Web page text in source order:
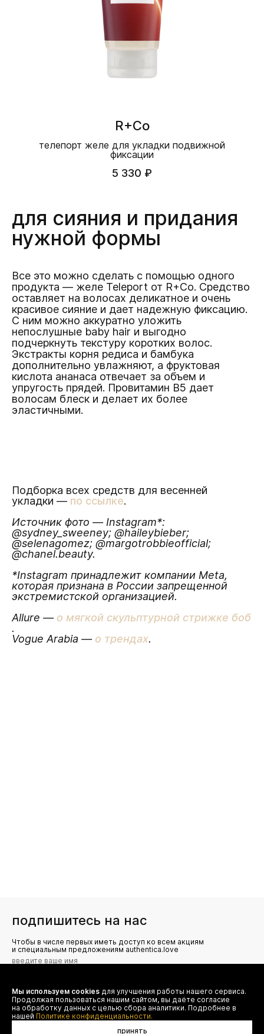
R+Co
телепорт желе для укладки подвижной
фиксации
5 330 ₽
для сияния и придания
нужной формы
Все это можно сделать с помощью одного
продукта — желе Teleport от R+Co. Средство
оставляет на волосах деликатное и очень
красивое сияние и дает надежную фиксацию.
С ним можно аккуратно уложить
непослушные baby hair и выгодно
подчеркнуть текстуру коротких волос.
Экстракты корня редиса и бамбука
дополнительно увлажняют, а фруктовая
кислота ананаса отвечает за объем и
упругость прядей. Провитамин В5 дает
волосам блеск и делает их более
эластичными.
Подборка всех средств для весенней
укладки — по ссылке.
Источник фото — Instagram*:
@sydney_sweeney; @haileybieber;
@selenagomez; @margotrobbieofficial;
@chanel.beauty.
*Instagram принадлежит компании Meta,
которая признана в России запрещенной
экстремистской организацией.
Allure — о мягкой скульптурной стрижке боб
.
Vogue Arabia — о трендах.
подпишитесь на нас
Чтобы в числе первых иметь доступ ко всем акциям
и специальным предложениям authentica.love
Я даю согласие на сбор, обработку и хранение моих
персональных данных (имя, email, телефон) для получения
рекламных и информационных рассылок от ООО 'БТ
Юнайтед', а также ознакомлен(а) с
Политикой конфиденциальности
Мы используем cookies для улучшения работы нашего сервиса.
Продолжая пользоваться нашим сайтом, вы даёте согласие
на обработку данных с целью сбора аналитики. Подробнее в
нашей Политике конфиденциальности.
принять